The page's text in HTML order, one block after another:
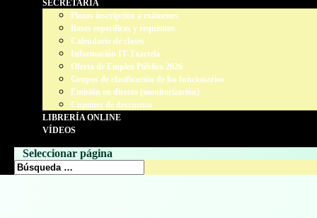
SECRETARÍA
Plazos inscripción a exámenes
Bases específicas y requisitos
Calendario de clases
Información IT-Txartela
Oferta de Empleo Público 2026
Grupos de clasificación de los funcionarios
Emisión en directo (monitorización)
Cupones de descuento
LIBRERÍA ONLINE
VÍDEOS
Seleccionar página